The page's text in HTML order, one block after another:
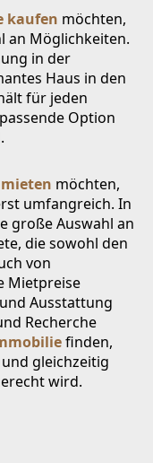
kaufen möchten,
an Möglichkeiten.
in der
Haus in den
für jeden
Option
möchten,
umfangreich. In
große Auswahl an
die sowohl den
von
Mietpreise
Ausstattung
Recherche
finden,
gleichzeitig
wird.